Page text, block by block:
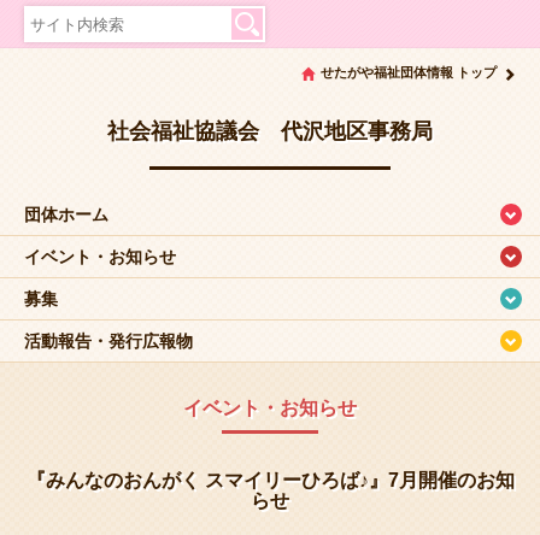
せたがや福祉団体情報 トップ
社会福祉協議会 代沢地区事務局
団体ホーム
イベント・お知らせ
募集
活動報告・発行広報物
イベント・お知らせ
『みんなのおんがく スマイリーひろば♪』7月開催のお知
らせ